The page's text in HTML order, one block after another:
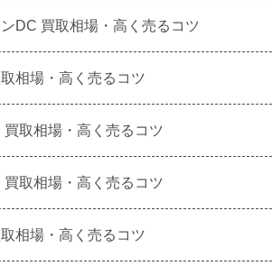
DC 買取相場・高く売るコツ
相場・高く売るコツ
買取相場・高く売るコツ
買取相場・高く売るコツ
相場・高く売るコツ